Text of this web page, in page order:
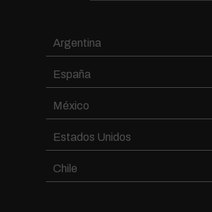
Argentina
España
México
Estados Unidos
Chile